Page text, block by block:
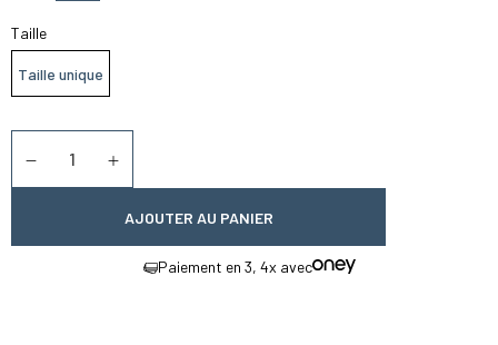
Taille
Taille unique
AJOUTER AU PANIER
Paiement en 3, 4x avec